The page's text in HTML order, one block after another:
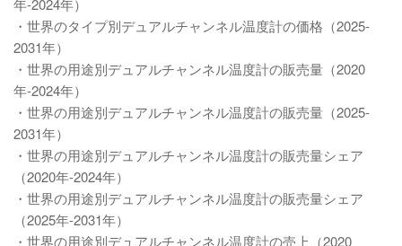
年-2024年）
・世界のタイプ別デュアルチャンネル温度計の価格（2025-
2031年）
・世界の用途別デュアルチャンネル温度計の販売量（2020
年-2024年）
・世界の用途別デュアルチャンネル温度計の販売量（2025-
2031年）
・世界の用途別デュアルチャンネル温度計の販売量シェア
（2020年-2024年）
・世界の用途別デュアルチャンネル温度計の販売量シェア
（2025年-2031年）
・世界の用途別デュアルチャンネル温度計の売上（2020